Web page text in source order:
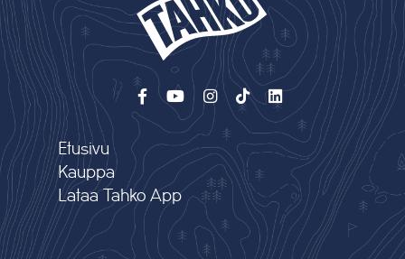
Etusivu
Kauppa
Lataa Tahko App